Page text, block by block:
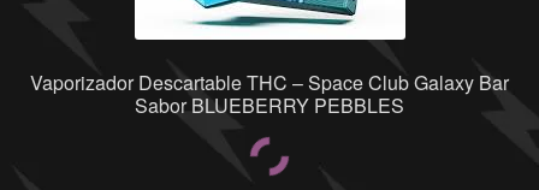
Vaporizador Descartable THC – Space Club Galaxy Bar
Sabor BLUEBERRY PEBBLES